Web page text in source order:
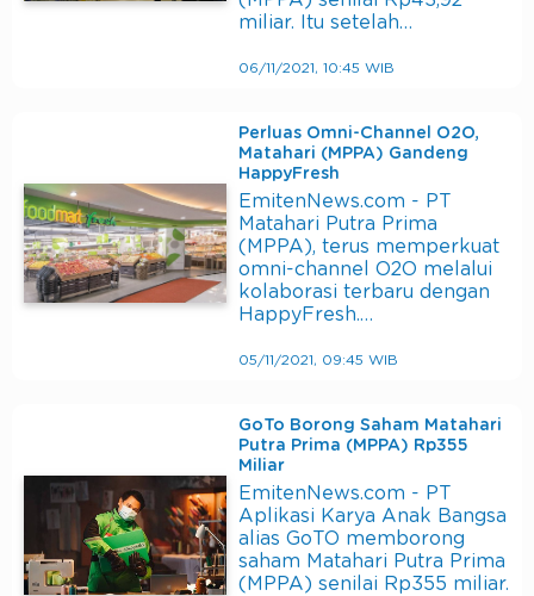
miliar. Itu setelah…
06/11/2021, 10:45 WIB
Perluas Omni-Channel O2O,
Matahari (MPPA) Gandeng
HappyFresh
EmitenNews.com - PT
Matahari Putra Prima
(MPPA), terus memperkuat
omni-channel O2O melalui
kolaborasi terbaru dengan
HappyFresh.…
05/11/2021, 09:45 WIB
GoTo Borong Saham Matahari
Putra Prima (MPPA) Rp355
Miliar
EmitenNews.com - PT
Aplikasi Karya Anak Bangsa
alias GoTO memborong
saham Matahari Putra Prima
(MPPA) senilai Rp355 miliar.